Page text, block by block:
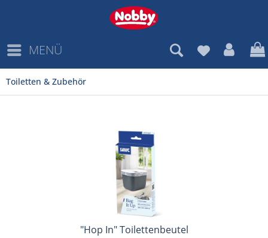
MENÜ
Toiletten & Zubehör
"Hop In" Toilettenbeutel